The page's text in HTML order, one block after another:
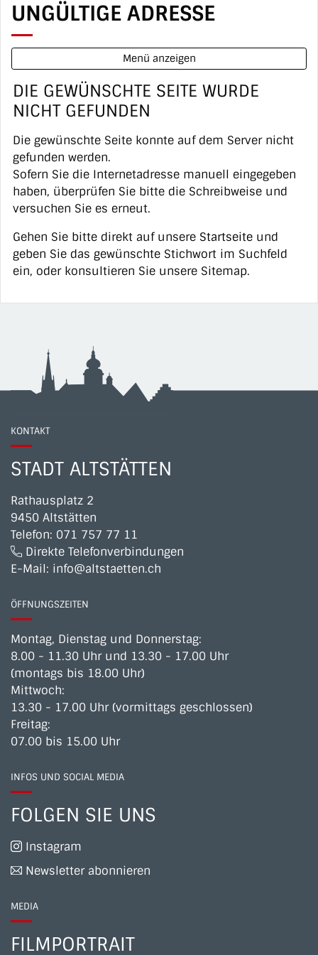
UNGÜLTIGE ADRESSE
Menü anzeigen
DIE GEWÜNSCHTE SEITE WURDE
NICHT GEFUNDEN
Die gewünschte Seite konnte auf dem Server nicht
gefunden werden.
Sofern Sie die Internetadresse manuell eingegeben
haben, überprüfen Sie bitte die Schreibweise und
versuchen Sie es erneut.
Gehen Sie bitte direkt auf unsere Startseite und
geben Sie das gewünschte Stichwort im Suchfeld
ein, oder konsultieren Sie unsere Sitemap.
KONTAKT
STADT ALTSTÄTTEN
Rathausplatz 2
9450 Altstätten
Telefon: 071 757 77 11
Direkte Telefonverbindungen
E-Mail: info@altstaetten.ch
ÖFFNUNGSZEITEN
Montag, Dienstag und Donnerstag:
8.00 - 11.30 Uhr und 13.30 - 17.00 Uhr
(montags bis 18.00 Uhr)
Mittwoch:
13.30 - 17.00 Uhr (vormittags geschlossen)
Freitag:
07.00 bis 15.00 Uhr
INFOS UND SOCIAL MEDIA
FOLGEN SIE UNS
Instagram
Newsletter abonnieren
MEDIA
FILMPORTRAIT